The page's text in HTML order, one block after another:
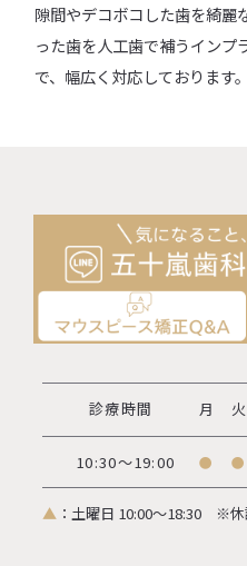
隙間やデコボコした歯を綺麗
った歯を人工歯で補うインプ
で、幅広く対応しております。
診療時間 月 火
10:30～19:00 ● ●
▲ ：土曜日 10:00～18:30 ※休